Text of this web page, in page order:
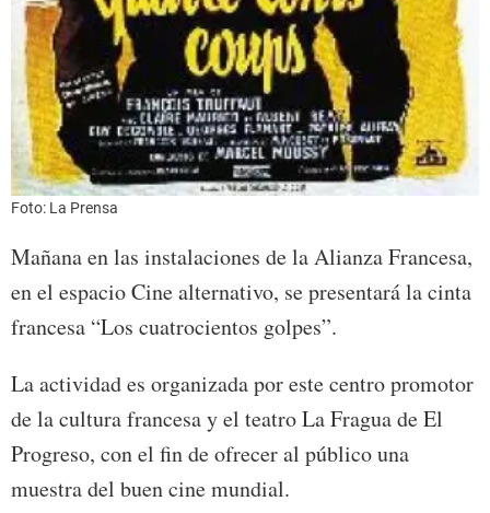
Foto: La Prensa
Mañana en las instalaciones de la Alianza Francesa,
en el espacio Cine alternativo, se presentará la cinta
francesa “Los cuatrocientos golpes”.
La actividad es organizada por este centro promotor
de la cultura francesa y el teatro La Fragua de El
Progreso, con el fin de ofrecer al público una
muestra del buen cine mundial.